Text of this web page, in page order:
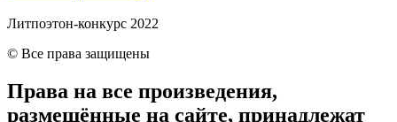
Литпоэтон-конкурс 2022
© Все права защищены
Права на все произведения,
размещённые на сайте, принадлежат